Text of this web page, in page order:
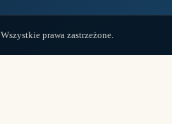
. Wszystkie prawa zastrzeżone.